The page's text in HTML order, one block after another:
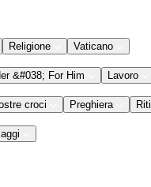
Religione Vaticano
&#038; For Him Lavoro
croci Preghiera Riti